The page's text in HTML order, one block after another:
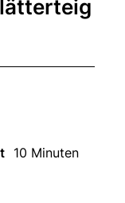
10 Minuten